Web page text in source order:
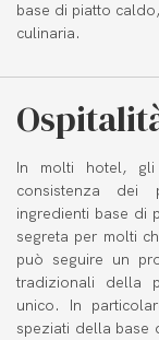
base di piatto
culinaria.
In molti hotel,
consistenza dei
ingredienti base di
segreta per molti
può seguire un
tradizionali della
unico. In
speziati della base